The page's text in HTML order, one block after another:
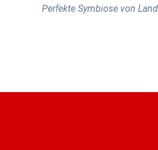
Perfekte Symbiose von